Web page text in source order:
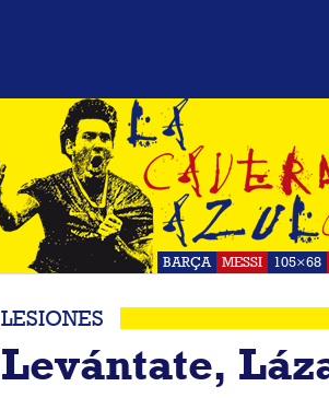
BARÇA MESSI 105×68
LESIONES
Levántate,